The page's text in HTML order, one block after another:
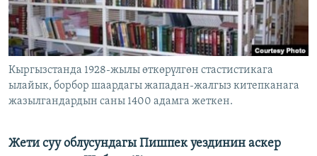
ЫҢГАЙСЫЗ СУРООЛОР
ЭЕ/АРнун бардык сайттары
Кыргызстанда 1928-жылы өткөрүлгөн стастистикага
ылайык, борбор шаардагы жападан-жалгыз китепканага
жазылгандардын саны 1400 адамга жеткен.
Жети суу облусундагы Пишпек уездинин аскер